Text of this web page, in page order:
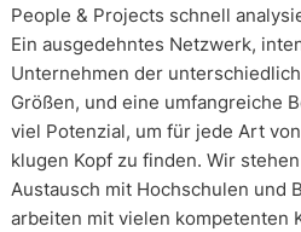
People & Projects schnell
Ein ausgedehntes Netzwerk,
Unternehmen der
Größen, und eine umfangreiche
viel Potenzial, um für jede Art
klugen Kopf zu finden. Wir
Austausch mit Hochschulen und
arbeiten mit vielen kompetenten